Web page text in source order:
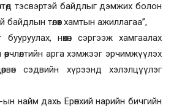
тэсвэртэй байдлыг дэмжих болон
байдлын төлөөх хамтын ажиллагаа”,
нөхөн сэргээж хамгаалах
арга хэмжээг эрчимжүүлэх
сэдвийн хүрээнд хэлэлцүүлэг
найм дахь Ерөнхий нарийн бичгийн